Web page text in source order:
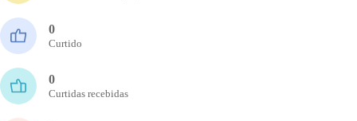
0
Curtido
0
Curtidas recebidas